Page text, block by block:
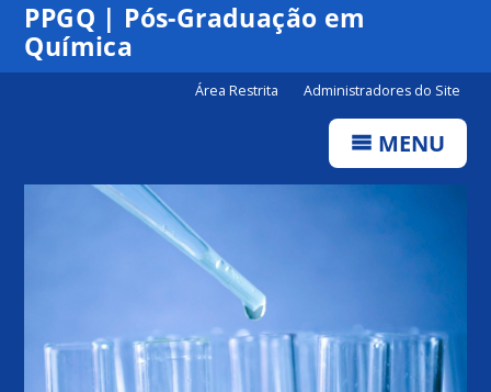
PPGQ | Pós-Graduação em
Química
Área Restrita Administradores do Site
MENU